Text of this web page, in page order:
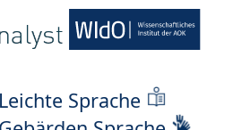
Leichte Sprache